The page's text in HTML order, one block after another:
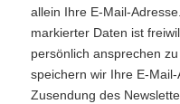
allein Ihre E-Mail-
markierter Daten ist
persönlich ansprechen
speichern wir Ihre E-
Zusendung des